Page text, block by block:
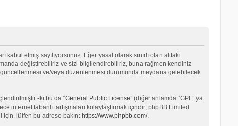
kabul etmiş sayılıyorsunuz. Eğer yasal olarak sınırlı olan alttaki
değiştirebiliriz ve sizi bilgilendirebiliriz, buna rağmen kendiniz
ve/veya düzenlenmesi durumunda meydana gelebilecek
-ki bu da “General Public License” (diğer anlamda “GPL” ya
internet tabanlı tartışmaları kolaylaştırmak içindir; phpBB Limited
lütfen bu adrese bakın: https://www.phpbb.com/.